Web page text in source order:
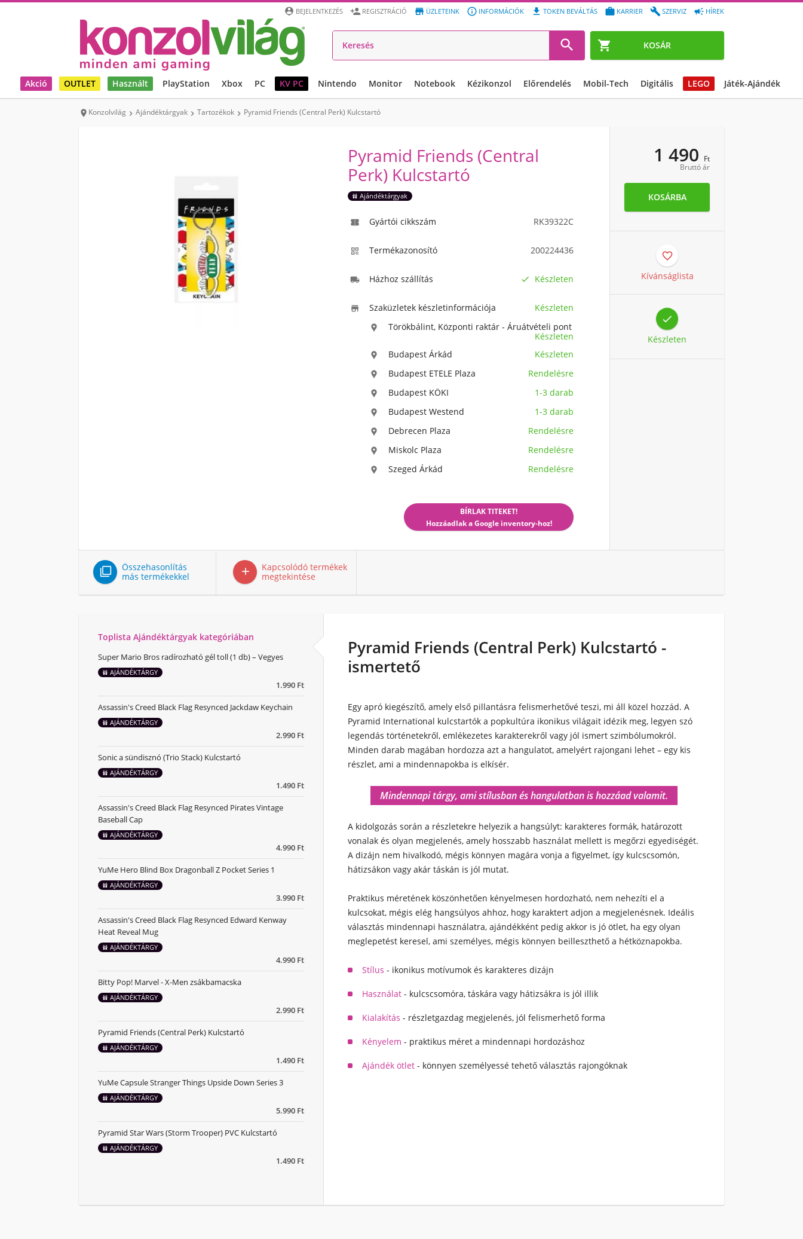
 KOSÁR
 HÍREK
 SZERVIZ
 KARRIER
 TOKEN BEVÁLTÁS
 INFORMÁCIÓK
 ÜZLETEINK
 REGISZTRÁCIÓ
 BEJELENTKEZÉS

Akció OUTLET Használt PlayStation Xbox PC KV PC Nintendo Monitor Notebook Kézikonzol Előrendelés Mobil-Tech Digitális LEGO Játék-Ajándék
 Konzolvilág  Ajándéktárgyak  Tartozékok  Pyramid Friends (Central Perk) Kulcstartó
Pyramid Friends (Central
Perk) Kulcstartó
Ajándéktárgyak
 Gyártói cikkszám RK39322C
 Termékazonosító 200224436
 Házhoz szállítás Készleten

 Szaküzletek készletinformációja Készleten

Törökbálint, Központi raktár - Áruátvételi pont
Készleten
 Budapest Árkád Készleten
 Budapest ETELE Plaza Rendelésre
 Budapest KÖKI 1-3 darab
 Budapest Westend 1-3 darab
 Debrecen Plaza Rendelésre
 Miskolc Plaza Rendelésre
 Szeged Árkád Rendelésre
BÍRLAK TITEKET!
Hozzáadlak a Google inventory-hoz!
1 490 Ft
Bruttó ár
KOSÁRBA

Kívánságlista

Készleten

Összehasonlítás
más termékekkel

Kapcsolódó termékek
megtekintése
Pyramid Friends (Central Perk) Kulcstartó -
ismertető
Egy apró kiegészítő, amely első pillantásra felismerhetővé teszi, mi áll közel hozzád. A
Pyramid International kulcstartók a popkultúra ikonikus világait idézik meg, legyen szó
legendás történetekről, emlékezetes karakterekről vagy jól ismert szimbólumokról.
Minden darab magában hordozza azt a hangulatot, amelyért rajongani lehet – egy kis
részlet, ami a mindennapokba is elkísér.
Mindennapi tárgy, ami stílusban és hangulatban is hozzáad valamit.
A kidolgozás során a részletekre helyezik a hangsúlyt: karakteres formák, határozott
vonalak és olyan megjelenés, amely hosszabb használat mellett is megőrzi egyediségét.
A dizájn nem hivalkodó, mégis könnyen magára vonja a figyelmet, így kulcscsomón,
hátizsákon vagy akár táskán is jól mutat.
Praktikus méretének köszönhetően kényelmesen hordozható, nem nehezíti el a
kulcsokat, mégis elég hangsúlyos ahhoz, hogy karaktert adjon a megjelenésnek. Ideális
választás mindennapi használatra, ajándékként pedig akkor is jó ötlet, ha egy olyan
meglepetést keresel, ami személyes, mégis könnyen beilleszthető a hétköznapokba.
Stílus - ikonikus motívumok és karakteres dizájn
Használat - kulcscsomóra, táskára vagy hátizsákra is jól illik
Kialakítás - részletgazdag megjelenés, jól felismerhető forma
Kényelem - praktikus méret a mindennapi hordozáshoz
Ajándék ötlet - könnyen személyessé tehető választás rajongóknak
Toplista Ajándéktárgyak kategóriában
1.990 Ft
Super Mario Bros radírozható gél toll (1 db) – Vegyes
AJÁNDÉKTÁRGY
2.990 Ft
Assassin's Creed Black Flag Resynced Jackdaw Keychain
AJÁNDÉKTÁRGY
1.490 Ft
Sonic a sündisznó (Trio Stack) Kulcstartó
AJÁNDÉKTÁRGY
4.990 Ft
Assassin's Creed Black Flag Resynced Pirates Vintage
Baseball Cap
AJÁNDÉKTÁRGY
3.990 Ft
YuMe Hero Blind Box Dragonball Z Pocket Series 1
AJÁNDÉKTÁRGY
4.990 Ft
Assassin's Creed Black Flag Resynced Edward Kenway
Heat Reveal Mug
AJÁNDÉKTÁRGY
2.990 Ft
Bitty Pop! Marvel - X-Men zsákbamacska
AJÁNDÉKTÁRGY
1.490 Ft
Pyramid Friends (Central Perk) Kulcstartó
AJÁNDÉKTÁRGY
5.990 Ft
YuMe Capsule Stranger Things Upside Down Series 3
AJÁNDÉKTÁRGY
1.490 Ft
Pyramid Star Wars (Storm Trooper) PVC Kulcstartó
AJÁNDÉKTÁRGY